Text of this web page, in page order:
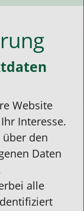
Website
Interesse.
den
Daten
alle